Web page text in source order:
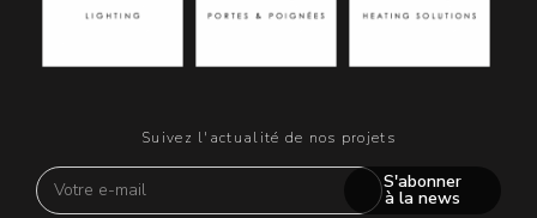
Suivez l'actualité de nos projets
S'abonner
à la news